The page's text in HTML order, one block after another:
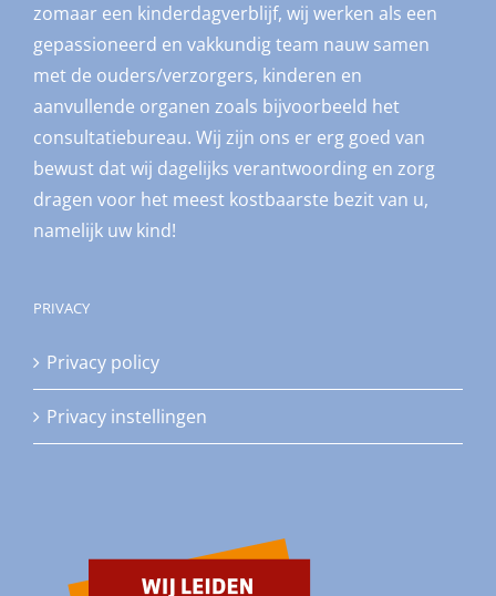
zomaar een kinderdagverblijf, wij werken als een
gepassioneerd en vakkundig team nauw samen
met de ouders/verzorgers, kinderen en
aanvullende organen zoals bijvoorbeeld het
consultatiebureau. Wij zijn ons er erg goed van
bewust dat wij dagelijks verantwoording en zorg
dragen voor het meest kostbaarste bezit van u,
namelijk uw kind!
PRIVACY
Privacy policy
Privacy instellingen